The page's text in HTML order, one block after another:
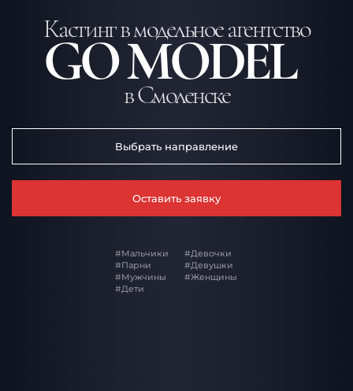
Кастинг в модельное агентство
GO MODEL
в Смоленске
Выбрать направление
Оставить заявку
#Мальчики
#Парни
#Мужчины
#Дети
#Девочки
#Девушки
#Женщины